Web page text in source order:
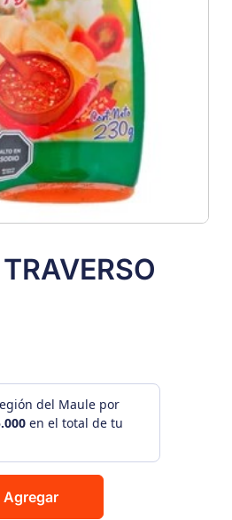
del Maule por
en el total de tu
Agregar